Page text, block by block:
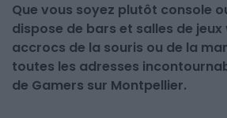
Que vous soyez plutôt console
dispose de bars et salles de
accrocs de la souris ou de la
toutes les adresses
de Gamers sur Montpellier.